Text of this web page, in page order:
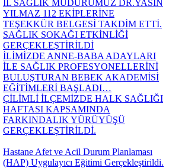
İL SAĞLIK MÜDÜRÜMÜZ DR.YASİN
YILMAZ 112 EKİPLERİNE
TEŞEKKÜR BELGESİ TAKDİM ETTİ.
SAĞLIK SOKAĞI ETKİNLİĞİ
GERÇEKLEŞTİRİLDİ
İLİMİZDE ANNE-BABA ADAYLARI
İLE SAĞLIK PROFESYONELLERİNİ
BULUŞTURAN BEBEK AKADEMİSİ
EĞİTİMLERİ BAŞLADI…
ÇİLİMLİ İLÇEMİZDE HALK SAĞLIĞI
HAFTASI KAPSAMINDA
FARKINDALIK YÜRÜYÜŞÜ
GERÇEKLEŞTİRİLDİ.
Hastane Afet ve Acil Durum Planlaması
(HAP) Uygulayıcı Eğitimi Gerçekleştirildi.